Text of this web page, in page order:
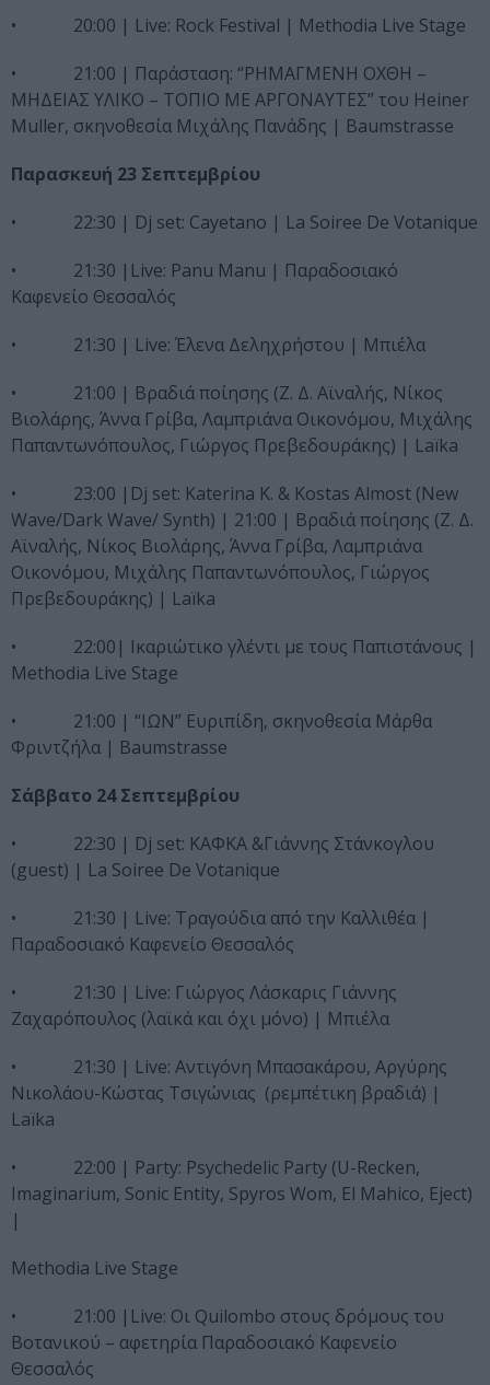
• 20:00 | Live: Rock Festival | Methodia Live Stage
• 21:00 | Παράσταση: “ΡΗΜΑΓΜΕΝΗ ΟΧΘΗ –
ΜΗΔΕΙΑΣ ΥΛΙΚΟ – ΤΟΠΙΟ ΜΕ ΑΡΓΟΝΑΥΤΕΣ” του Heiner
Muller, σκηνοθεσία Μιχάλης Πανάδης | Βaumstrasse
Παρασκευή 23 Σεπτεμβρίου
• 22:30 | Dj set: Cayetano | La Soiree De Votanique
• 21:30 |Live: Panu Manu | Παραδοσιακό
Καφενείο Θεσσαλός
• 21:30 | Live: Έλενα Δεληχρήστου | Μπιέλα
• 21:00 | Βραδιά ποίησης (Ζ. Δ. Αϊναλής, Νίκος
Βιολάρης, Άννα Γρίβα, Λαμπριάνα Οικονόμου, Μιχάλης
Παπαντωνόπουλος, Γιώργος Πρεβεδουράκης) | Laïka
• 23:00 |Dj set: Katerina K. & Kostas Almost (New
Wave/Dark Wave/ Synth) | 21:00 | Βραδιά ποίησης (Ζ. Δ.
Αϊναλής, Νίκος Βιολάρης, Άννα Γρίβα, Λαμπριάνα
Οικονόμου, Μιχάλης Παπαντωνόπουλος, Γιώργος
Πρεβεδουράκης) | Laïka
• 22:00| Ικαριώτικο γλέντι με τους Παπιστάνους |
Methodia Live Stage
• 21:00 | “ΙΩΝ” Ευριπίδη, σκηνοθεσία Μάρθα
Φριντζήλα | Βaumstrasse
Σάββατο 24 Σεπτεμβρίου
• 22:30 | Dj set: ΚΑΦΚΑ &Γιάννης Στάνκογλου
(guest) | La Soiree De Votanique
• 21:30 | Live: Τραγούδια από την Καλλιθέα |
Παραδοσιακό Καφενείο Θεσσαλός
• 21:30 | Live: Γιώργος Λάσκαρις Γιάννης
Ζαχαρόπουλος (λαϊκά και όχι μόνο) | Μπιέλα
• 21:30 | Live: Αντιγόνη Μπασακάρου, Αργύρης
Νικολάου-Κώστας Τσιγώνιας (ρεμπέτικη βραδιά) |
Laïka
• 22:00 | Party: Psychedelic Party (U-Recken,
Imaginarium, Sonic Entity, Spyros Wom, El Mahico, Eject)
|
Methodia Live Stage
• 21:00 |Live: Οι Quilombo στους δρόμους του
Βοτανικού – αφετηρία Παραδοσιακό Καφενείο
Θεσσαλός